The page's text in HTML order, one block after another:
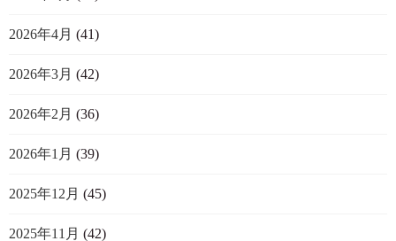
2026年4月 (41)
2026年3月 (42)
2026年2月 (36)
2026年1月 (39)
2025年12月 (45)
2025年11月 (42)